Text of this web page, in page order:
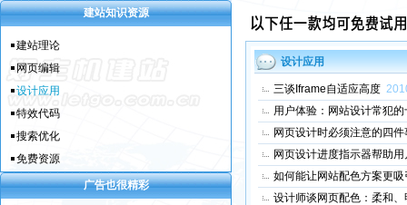
建站知识资源
建站理论
网页编辑
设计应用
特效代码
搜索优化
免费资源
广告也很精彩
设计应用
三谈Iframe自适应高度
用户体验：网站设计常犯
网页设计时必须注意的四件
网页设计进度指示器帮助
如何能让网站配色方案更
设计师谈网页配色：柔和